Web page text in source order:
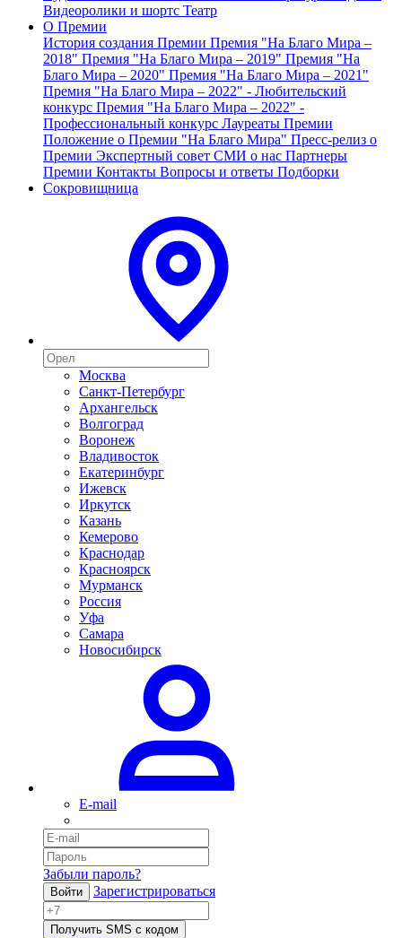
Видеоролики и шортс Театр
О Премии
История создания Премии Премия "На Благо Мира –
2018" Премия "На Благо Мира – 2019" Премия "На
Благо Мира – 2020" Премия "На Благо Мира – 2021"
Премия "На Благо Мира – 2022" - Любительский
конкурс Премия "На Благо Мира – 2022" -
Профессиональный конкурс Лауреаты Премии
Положение о Премии "На Благо Мира" Пресс-релиз о
Премии Экспертный совет СМИ о нас Партнеры
Премии Контакты Вопросы и ответы Подборки
Сокровищница
Москва
Санкт-Петербург
Архангельск
Волгоград
Воронеж
Владивосток
Екатеринбург
Ижевск
Иркутск
Казань
Кемерово
Краснодар
Красноярск
Мурманск
Россия
Уфа
Самара
Новосибирск
E-mail
Забыли пароль?
Войти Зарегистрироваться
Получить SMS с кодом